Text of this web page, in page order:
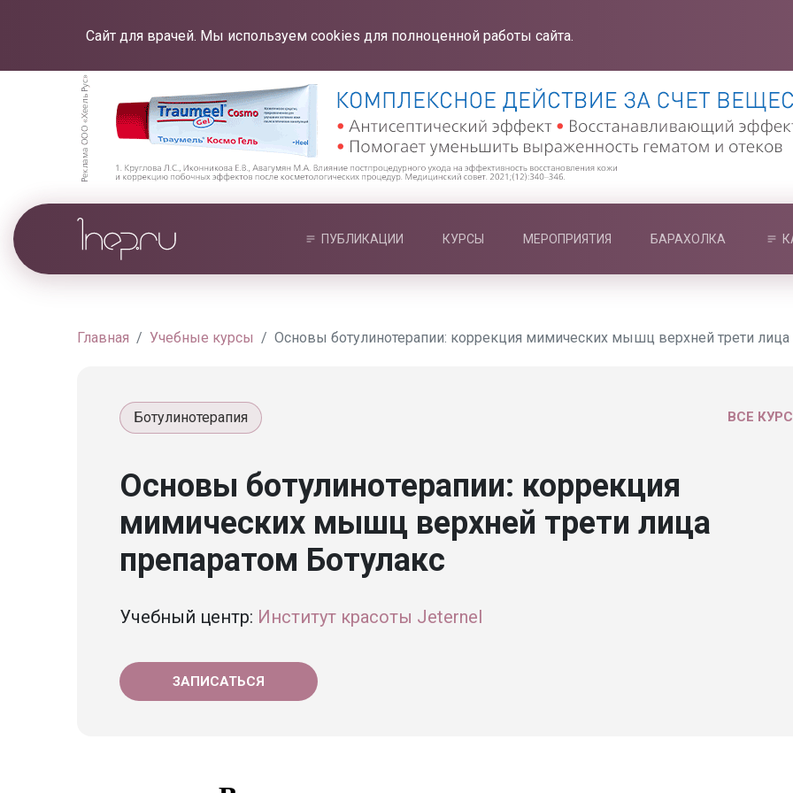
Сайт для врачей. Мы используем cookies для полноценной работы сайта.
ПУБЛИКАЦИИ КУРСЫ МЕРОПРИЯТИЯ БАРАХОЛКА
Главная Учебные курсы Основы ботулинотерапии: коррекция мимических мышц верхней трети лица
ВСЕ
Ботулинотерапия
Основы ботулинотерапии: коррекция
мимических мышц верхней трети лица
препаратом Ботулакс
Учебный центр: Институт красоты Jeternel
ЗАПИСАТЬСЯ